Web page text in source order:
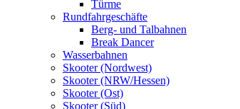
Türme
Rundfahrgeschäfte
Berg- und Talbahnen
Break Dancer
Wasserbahnen
Skooter (Nordwest)
Skooter (NRW/Hessen)
Skooter (Ost)
Skooter (Süd)